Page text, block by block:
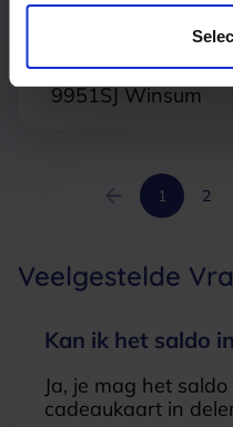
Welkoop Winsum
Het Aanleg 8
9951SJ Winsum
1 2
Veelgestelde
Kan ik het saldo
Ja, je mag het
cadeaukaart in